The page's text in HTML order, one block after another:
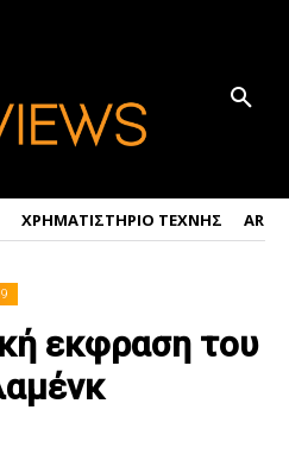
ΧΡΗΜΑΤΙΣΤΗΡΙΟ ΤΕΧΝΗΣ ART
εκφραση του